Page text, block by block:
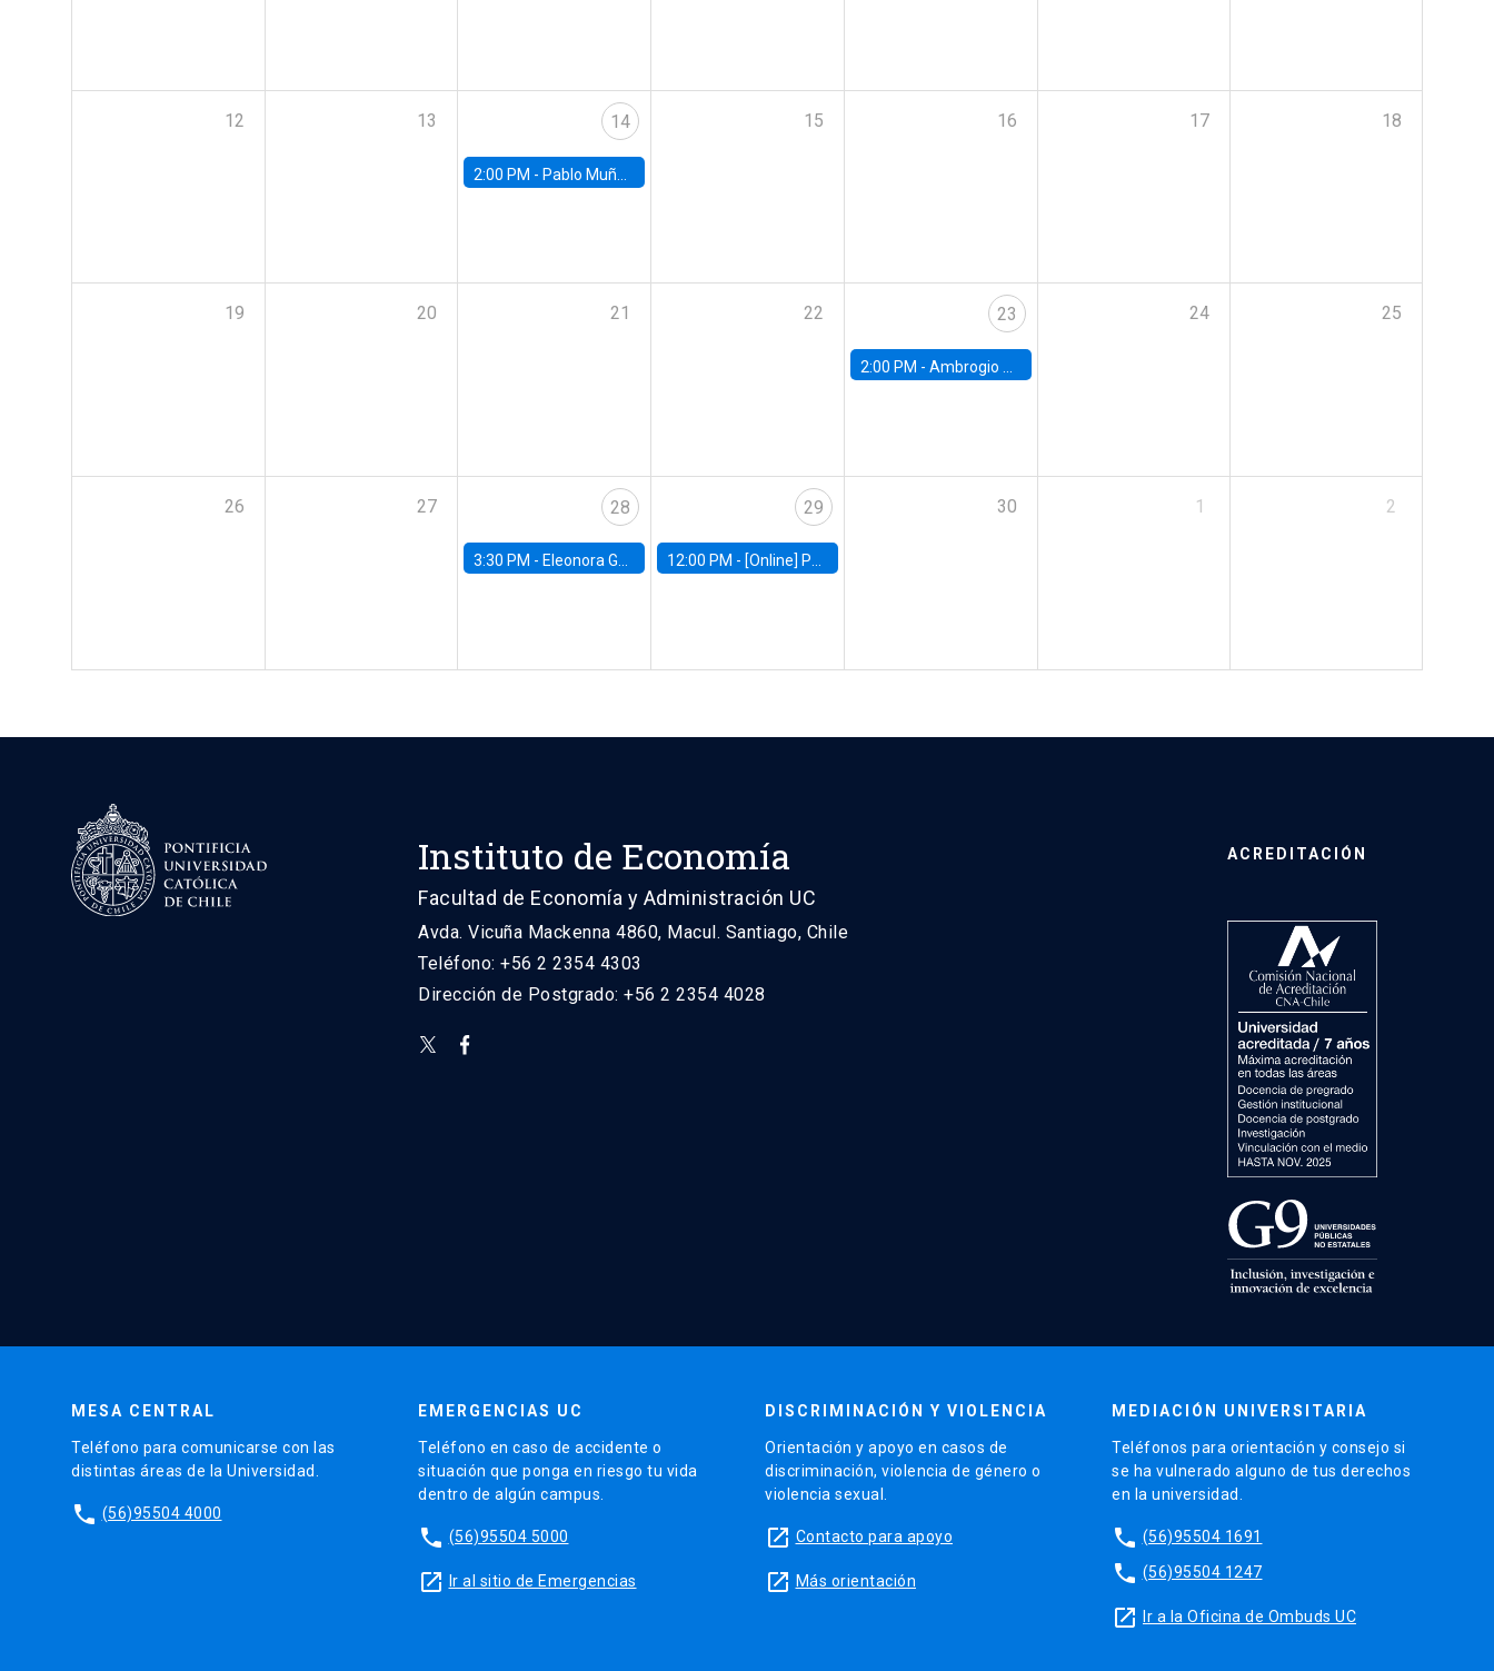
12 13 14
2:00 PM - Pablo Muñoz, Universidad de Chile
15 16 17 18
19 20 21 22 23
2:00 PM - Ambrogio Cesa-Bianchi, Bank of England
24 25
26 27 28
3:30 PM - Eleonora Guarnieri, Exeter University
29
12:00 PM - [Online] Pablo Slutzky, University of Maryland
30 1 2
Instituto de Economía
Facultad de Economía y Administración UC
Avda. Vicuña Mackenna 4860, Macul. Santiago, Chile
Teléfono: +56 2 2354 4303
Dirección de Postgrado: +56 2 2354 4028
ACREDITACIÓN
MESA CENTRAL
Teléfono para comunicarse con las
distintas áreas de la Universidad.
phone (56)95504 4000
EMERGENCIAS UC
Teléfono en caso de accidente o
situación que ponga en riesgo tu vida
dentro de algún campus.
phone (56)95504 5000
launch Ir al sitio de Emergencias
DISCRIMINACIÓN Y VIOLENCIA
Orientación y apoyo en casos de
discriminación, violencia de género o
violencia sexual.
launch Contacto para apoyo
launch Más orientación
MEDIACIÓN UNIVERSITARIA
Teléfonos para orientación y consejo si
se ha vulnerado alguno de tus derechos
en la universidad.
phone (56)95504 1691
phone (56)95504 1247
launch Ir a la Oficina de Ombuds UC